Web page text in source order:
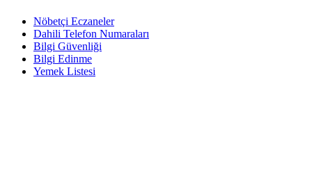
Nöbetçi Eczaneler
Dahili Telefon Numaraları
Bilgi Güvenliği
Bilgi Edinme
Yemek Listesi